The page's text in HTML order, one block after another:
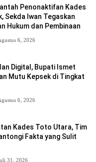
Penonaktifan Kades
Sekda Iwan Tegaskan
Hukum dan Pembinaan
6, 2026
Digital, Bupati Ismet
Mutu Kepsek di Tingkat
6, 2026
Kades Toto Utara, Tim
Fakta yang Sulit
31, 2026